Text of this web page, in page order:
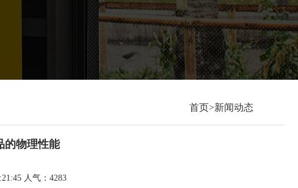
首页>新闻动态
的物理性能
人气：4283